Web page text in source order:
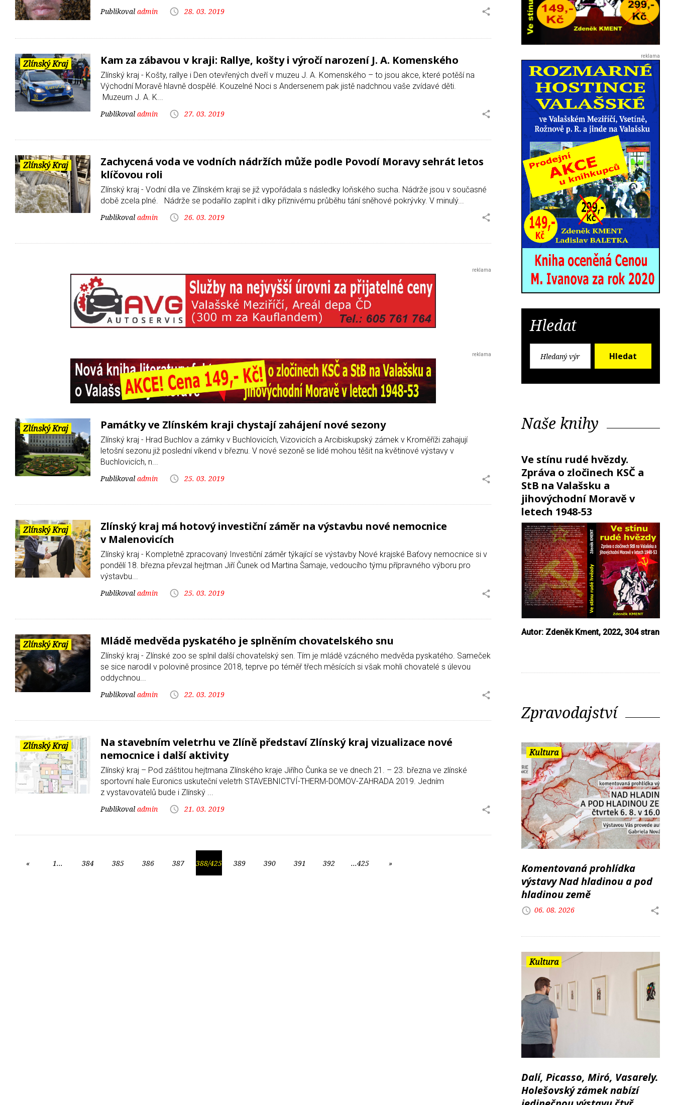
admin
28. 03. 2019
Zlínský Kraj Kam za zábavou v kraji: Rallye, košty i výročí narození J. A. Komenského
Zlínský kraj - Košty, rallye i Den otevřených dveří v muzeu J. A. Komenského – to jsou akce, které potěší na
Východní Moravě hlavně dospělé. Kouzelné Noci s Andersenem pak jistě nadchnou vaše zvídavé děti.
Muzeum J. A. K...
admin
27. 03. 2019
Zlínský Kraj
Zachycená voda ve vodních nádržích může podle Povodí Moravy sehrát letos
klíčovou roli
Zlínský kraj - Vodní díla ve Zlínském kraji se již vypořádala s následky loňského sucha. Nádrže jsou v současné
době zcela plné. Nádrže se podařilo zaplnit i díky příznivému průběhu tání sněhové pokrývky. V minulý...
admin
26. 03. 2019
Zlínský Kraj Památky ve Zlínském kraji chystají zahájení nové sezony
Zlínský kraj - Hrad Buchlov a zámky v Buchlovicích, Vizovicích a Arcibiskupský zámek v Kroměříži zahajují
letošní sezonu již poslední víkend v březnu. V nové sezoně se lidé mohou těšit na květinové výstavy v
Buchlovicích, n...
admin
25. 03. 2019
Zlínský Kraj
Zlínský kraj má hotový investiční záměr na výstavbu nové nemocnice
v Malenovicích
Zlínský kraj - Kompletně zpracovaný Investiční záměr týkající se výstavby Nové krajské Baťovy nemocnice si v
pondělí 18. března převzal hejtman Jiří Čunek od Martina Šamaje, vedoucího týmu přípravného výboru pro
výstavbu...
admin
25. 03. 2019
Zlínský Kraj Mládě medvěda pyskatého je splněním chovatelského snu
Zlínský kraj - Zlínské zoo se splnil další chovatelský sen. Tím je mládě vzácného medvěda pyskatého. Sameček
se sice narodil v polovině prosince 2018, teprve po téměř třech měsících si však mohli chovatelé s úlevou
oddychnou...
admin
22. 03. 2019
Zlínský Kraj
Na stavebním veletrhu ve Zlíně představí Zlínský kraj vizualizace nové
nemocnice i další aktivity
Zlínský kraj – Pod záštitou hejtmana Zlínského kraje Jiřího Čunka se ve dnech 21. – 23. března ve zlínské
sportovní hale Euronics uskuteční veletrh STAVEBNICTVÍ-THERM-DOMOV-ZAHRADA 2019. Jedním
z vystavovatelů bude i Zlínský ...
admin
21. 03. 2019
«
1... 384 385 386 387 388/425 389 390 391 392 ...425
»
Hledat
Hledat
Naše knihy
Ve stínu rudé hvězdy.
Zpráva o zločinech KSČ a
StB na Valašsku a
jihovýchodní Moravě v
letech 1948-53
Autor: Zdeněk Kment, 2022, 304 stran
Zpravodajství
Kultura
Komentovaná prohlídka
výstavy Nad hladinou a pod
hladinou země
06. 08. 2026
Kultura
Dalí, Picasso, Miró, Vasarely.
Holešovský zámek nabízí